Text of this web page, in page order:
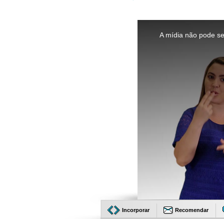
A mídia não pode
Incorporar Recomendar